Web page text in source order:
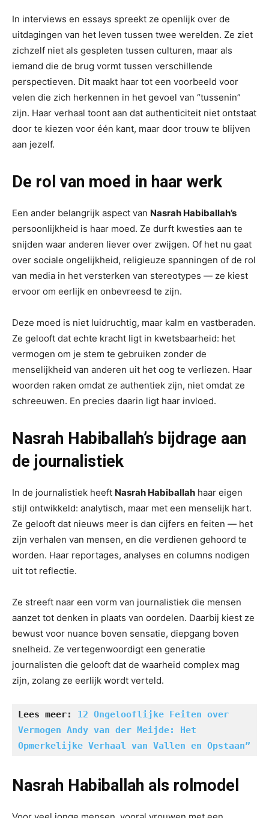
In interviews en essays spreekt ze openlijk over de
uitdagingen van het leven tussen twee werelden. Ze ziet
zichzelf niet als gespleten tussen culturen, maar als
iemand die de brug vormt tussen verschillende
perspectieven. Dit maakt haar tot een voorbeeld voor
velen die zich herkennen in het gevoel van “tussenin”
zijn. Haar verhaal toont aan dat authenticiteit niet ontstaat
door te kiezen voor één kant, maar door trouw te blijven
aan jezelf.
De rol van moed in haar werk
Een ander belangrijk aspect van Nasrah Habiballah’s
persoonlijkheid is haar moed. Ze durft kwesties aan te
snijden waar anderen liever over zwijgen. Of het nu gaat
over sociale ongelijkheid, religieuze spanningen of de rol
van media in het versterken van stereotypes — ze kiest
ervoor om eerlijk en onbevreesd te zijn.
Deze moed is niet luidruchtig, maar kalm en vastberaden.
Ze gelooft dat echte kracht ligt in kwetsbaarheid: het
vermogen om je stem te gebruiken zonder de
menselijkheid van anderen uit het oog te verliezen. Haar
woorden raken omdat ze authentiek zijn, niet omdat ze
schreeuwen. En precies daarin ligt haar invloed.
Nasrah Habiballah’s bijdrage aan
de journalistiek
In de journalistiek heeft Nasrah Habiballah haar eigen
stijl ontwikkeld: analytisch, maar met een menselijk hart.
Ze gelooft dat nieuws meer is dan cijfers en feiten — het
zijn verhalen van mensen, en die verdienen gehoord te
worden. Haar reportages, analyses en columns nodigen
uit tot reflectie.
Ze streeft naar een vorm van journalistiek die mensen
aanzet tot denken in plaats van oordelen. Daarbij kiest ze
bewust voor nuance boven sensatie, diepgang boven
snelheid. Ze vertegenwoordigt een generatie
journalisten die gelooft dat de waarheid complex mag
zijn, zolang ze eerlijk wordt verteld.
Lees meer: 12 Ongelooflijke Feiten over
Vermogen Andy van der Meijde: Het
Opmerkelijke Verhaal van Vallen en Opstaan”
Nasrah Habiballah als rolmodel